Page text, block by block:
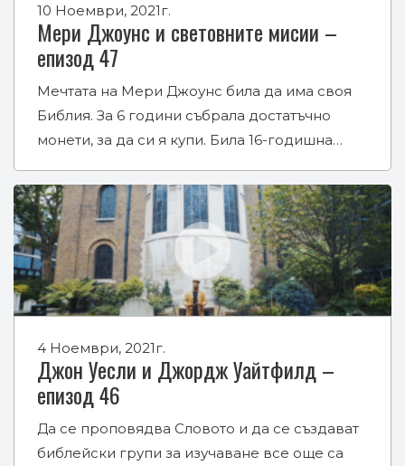
10 Ноември, 2021г.
Мери Джоунс и световните мисии –
епизод 47
Мечтата на Мери Джоунс била да има своя
Библия. За 6 години събрала достатъчно
монети, за да си я купи. Била 16-годишна…
4 Ноември, 2021г.
Джон Уесли и Джордж Уайтфилд –
епизод 46
Да се проповядва Словото и да се създават
библейски групи за изучаване все още са